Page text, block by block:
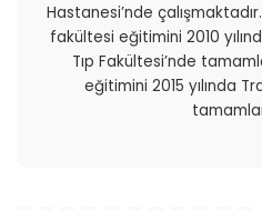
Hastanesi’nde
fakültesi eğitimini 2010
Tıp Fakültesi’nde
eğitimini 2015 yılında